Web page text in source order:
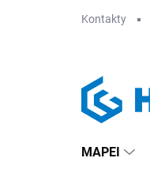
Kontakty
MAPEI